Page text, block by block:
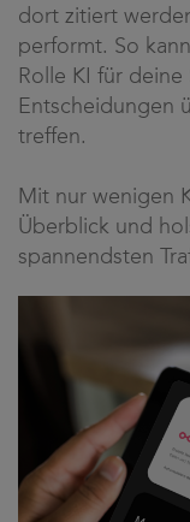
dort zitiert
performt. So
Rolle KI für
Entscheidungen
treffen.
Mit nur wenigen
Überblick und
spannendsten